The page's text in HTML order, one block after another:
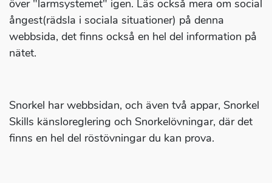
över "larmsystemet" igen. Läs också mera om social
ångest(rädsla i sociala situationer) på denna
webbsida, det finns också en hel del information på
nätet.
Snorkel har webbsidan, och även två appar, Snorkel
Skills känsloreglering och Snorkelövningar, där det
finns en hel del röstövningar du kan prova.